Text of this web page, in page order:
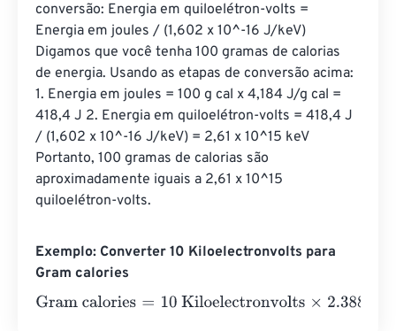
conversão: Energia em quiloelétron-volts =
Energia em joules / (1,602 x 10^-16 J/keV)
Digamos que você tenha 100 gramas de calorias
de energia. Usando as etapas de conversão acima:
1. Energia em joules = 100 g cal x 4,184 J/g cal =
418,4 J 2. Energia em quiloelétron-volts = 418,4 J
/ (1,602 x 10^-16 J/keV) = 2,61 x 10^15 keV
Portanto, 100 gramas de calorias são
aproximadamente iguais a 2,61 x 10^15
quiloelétron-volts.
Exemplo: Converter 10 Kiloelectronvolts para
Gram calories
Gram calories=10 Kiloelectronvolts×2.3884589662755